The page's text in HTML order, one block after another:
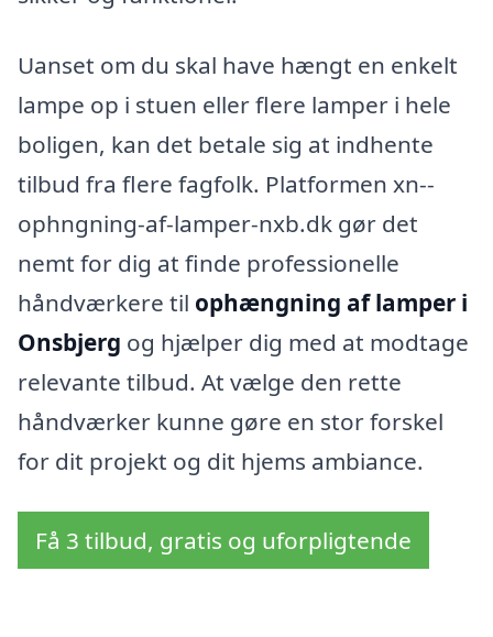
Uanset om du skal have hængt en enkelt
lampe op i stuen eller flere lamper i hele
boligen, kan det betale sig at indhente
tilbud fra flere fagfolk. Platformen xn--
ophngning-af-lamper-nxb.dk gør det
nemt for dig at finde professionelle
håndværkere til ophængning af lamper i
Onsbjerg og hjælper dig med at modtage
relevante tilbud. At vælge den rette
håndværker kunne gøre en stor forskel
for dit projekt og dit hjems ambiance.
Få 3 tilbud, gratis og uforpligtende